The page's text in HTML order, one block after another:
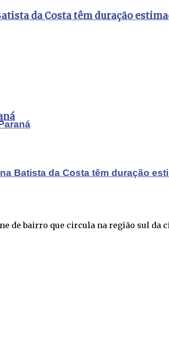
Batista da Costa têm duração
da Costa têm duração
de bairro que circula na região sul da